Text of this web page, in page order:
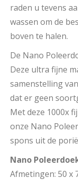
raden u tevens
wassen om de
boven te halen.
De Nano
Deze ultra fijne
samenstelling
dat er geen
Met deze 1000x
onze Nano
spons uit de
Nano
Afmetingen: 50 x